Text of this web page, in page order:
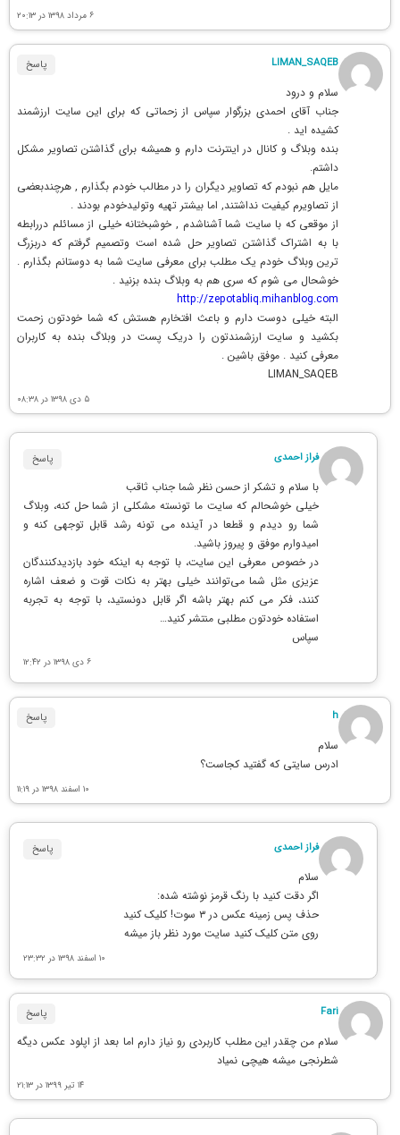
۶ مرداد ۱۳۹۸ در ۲۰:۱۳
LIMAN_SAQEB پاسخ
سلام و درود
جناب آقای احمدی بزرگوار سپاس از زحماتی که برای این سایت ارزشمند
کشیده اید .
بنده وبلاگ و کانال در اینترنت دارم و همیشه برای گذاشتن تصاویر مشکل
داشتم.
مایل هم نبودم که تصاویر دیگران را در مطالب خودم بگذارم , هرچندبعضی
از تصاویرم کیفیت نداشتند, اما بیشتر تهیه وتولیدخودم بودند .
از موقعی که با سایت شما آشناشدم , خوشبختانه خیلی از مسائلم دررابطه
با به اشتراک گذاشتن تصاویر حل شده است وتصمیم گرفتم که دربزرگ
ترین وبلاگ خودم یک مطلب برای معرفی سایت شما به دوستانم بگذارم .
خوشحال می شوم که سری هم به وبلاگ بنده بزنید .
http://zepotabliq.mihanblog.com
البته خیلی دوست دارم و باعث افتخارم هستش که شما خودتون زحمت
بکشید و سایت ارزشمندتون را دریک پست در وبلاگ بنده به کاربران
معرفی کنید . موفق باشین .
LIMAN_SAQEB
۵ دی ۱۳۹۸ در ۰۸:۳۸
فراز احمدی پاسخ
با سلام و تشکر از حسن نظر شما جناب ثاقب
خیلی خوشحالم که سایت ما تونسته مشکلی از شما حل کنه، وبلاگ
شما رو دیدم و قطعا در آینده می تونه رشد قابل توجهی کنه و
امیدوارم موفق و پیروز باشید.
در خصوص معرفی این سایت، با توجه به اینکه خود بازدیدکنندگان
عزیزی مثل شما می‌توانند خیلی بهتر به نکات قوت و ضعف اشاره
کنند، فکر می کنم بهتر باشه اگر قابل دونستید، با توجه به تجربه
استفاده خودتون مطلبی منتشر کنید…
سپاس
۶ دی ۱۳۹۸ در ۱۲:۴۲
h پاسخ
سلام
ادرس سایتی که گفتید کجاست؟
۱۰ اسفند ۱۳۹۸ در ۱۱:۱۹
فراز احمدی پاسخ
سلام
اگر دقت کنید با رنگ قرمز نوشته شده:
حذف پس زمینه عکس در ۳ سوت! کلیک کنید
روی متن کلیک کنید سایت مورد نظر باز میشه
۱۰ اسفند ۱۳۹۸ در ۲۳:۳۲
Fari پاسخ
سلام من چقدر این مطلب کاربردی رو نیاز دارم اما بعد از اپلود عکس دیگه
شطرنجی میشه هیچی نمیاد
۱۴ تیر ۱۳۹۹ در ۲۱:۱۳